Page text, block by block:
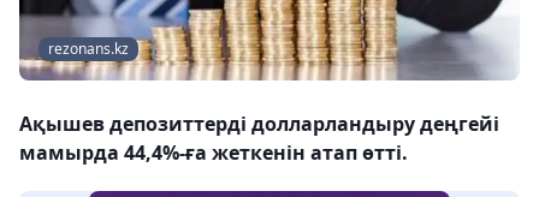
rezonans.kz
Ақышев депозиттерді долларландыру деңгейі
мамырда 44,4%-ға жеткенін атап өтті.